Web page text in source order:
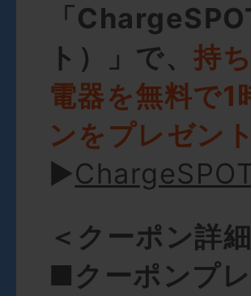
「
ト）」で、持
電器を無料で1
ンをプレゼント
►
＜クーポン詳
■クーポンプ